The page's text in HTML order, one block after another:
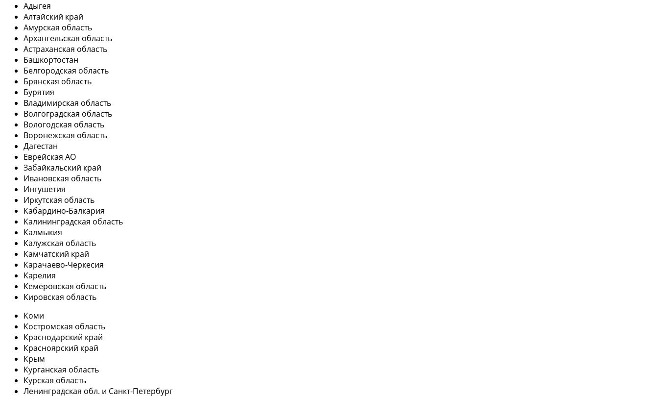
Адыгея
Алтайский край
Амурская область
Архангельская область
Астраханская область
Башкортостан
Белгородская область
Брянская область
Бурятия
Владимирская область
Волгоградская область
Вологодская область
Воронежская область
Дагестан
Еврейская АО
Забайкальский край
Ивановская область
Ингушетия
Иркутская область
Кабардино-Балкария
Калининградская область
Калмыкия
Калужская область
Камчатский край
Карачаево-Черкесия
Карелия
Кемеровская область
Кировская область
Коми
Костромская область
Краснодарский край
Красноярский край
Крым
Курганская область
Курская область
Ленинградская обл. и Санкт-Петербург